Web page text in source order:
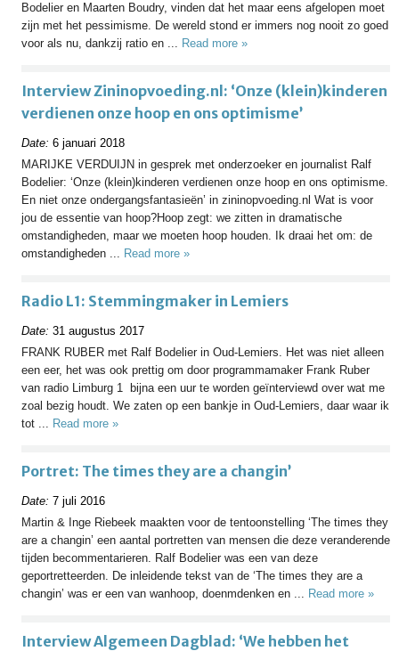
Bodelier en Maarten Boudry, vinden dat het maar eens afgelopen moet
zijn met het pessimisme. De wereld stond er immers nog nooit zo goed
voor als nu, dankzij ratio en ... Read more »
Interview Zininopvoeding.nl: ‘Onze (klein)kinderen
verdienen onze hoop en ons optimisme’
Date: 6 januari 2018
MARIJKE VERDUIJN in gesprek met onderzoeker en journalist Ralf
Bodelier: ‘Onze (klein)kinderen verdienen onze hoop en ons optimisme.
En niet onze ondergangsfantasieën’ in zininopvoeding.nl Wat is voor
jou de essentie van hoop?Hoop zegt: we zitten in dramatische
omstandigheden, maar we moeten hoop houden. Ik draai het om: de
omstandigheden ... Read more »
Radio L1: Stemmingmaker in Lemiers
Date: 31 augustus 2017
FRANK RUBER met Ralf Bodelier in Oud-Lemiers. Het was niet alleen
een eer, het was ook prettig om door programmamaker Frank Ruber
van radio Limburg 1 bijna een uur te worden geïnterviewd over wat me
zoal bezig houdt. We zaten op een bankje in Oud-Lemiers, daar waar ik
tot ... Read more »
Portret: The times they are a changin’
Date: 7 juli 2016
Martin & Inge Riebeek maakten voor de tentoonstelling ‘The times they
are a changin’ een aantal portretten van mensen die deze veranderende
tijden becommentarieren. Ralf Bodelier was een van deze
geportretteerden. De inleidende tekst van de ‘The times they are a
changin’ was er een van wanhoop, doenmdenken en ... Read more »
Interview Algemeen Dagblad: ‘We hebben het